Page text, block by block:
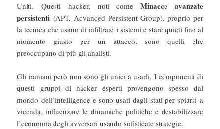
Uniti. Questi hacker, noti come Minacce avanzate
persistenti (APT, Advanced Persistent Group), proprio per
la tecnica che usano di infiltrare i sistemi e stare quieti fino al
momento giusto per un attacco, sono quelli che
preoccupano di più gli analisti.
Gli iraniani però non sono gli unici a usarli. I componenti di
questi gruppi di hacker esperti provengono spesso dal
mondo dell’intelligence e sono usati dagli stati per spiarsi a
vicenda, influenzare le dinamiche politiche e destabilizzare
l’economia degli avversari usando sofisticate strategie.